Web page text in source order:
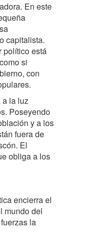
En este
capitalista.
político está
si
con
a la luz
Poseyendo
y a los
fuera de
El
obliga a los
encierra el
mundo del
la